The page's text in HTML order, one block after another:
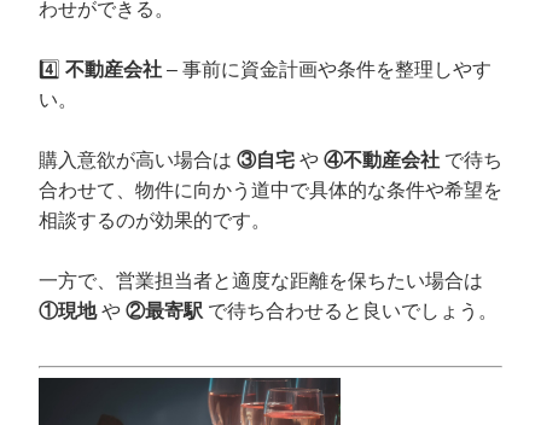
わせができる。
4️⃣ 不動産会社– 事前に資金計画や条件を整理しやす
い。
購入意欲が高い場合は ③自宅や ④不動産会社で待ち
合わせて、物件に向かう道中で具体的な条件や希望を
相談するのが効果的です。
一方で、営業担当者と適度な距離を保ちたい場合は
①現地や ②最寄駅で待ち合わせると良いでしょう。